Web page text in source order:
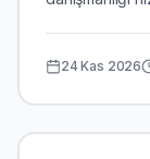
24 Kas 2026